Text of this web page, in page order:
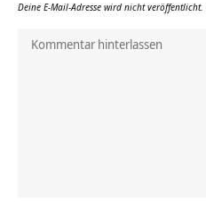
Deine E-Mail-Adresse wird nicht veröffentlicht.